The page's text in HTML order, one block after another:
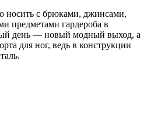
носить с брюками, джинсами,
предметами гардероба в
день — новый модный выход, а
для ног, ведь в конструкции